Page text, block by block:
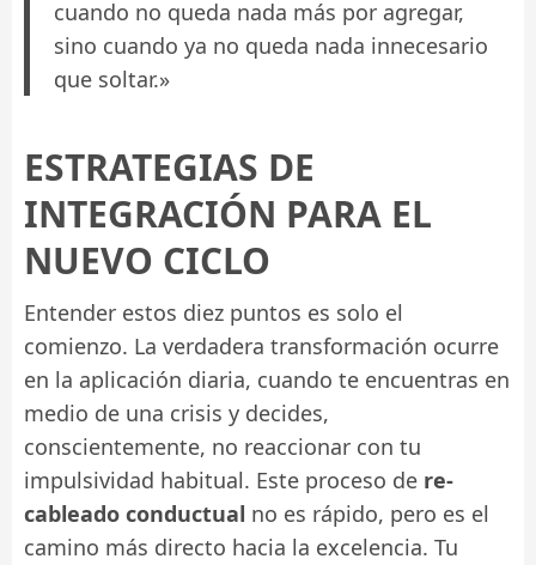
cuando no queda nada más por agregar,
sino cuando ya no queda nada innecesario
que soltar.»
ESTRATEGIAS DE
INTEGRACIÓN PARA EL
NUEVO CICLO
Entender estos diez puntos es solo el
comienzo. La verdadera transformación ocurre
en la aplicación diaria, cuando te encuentras en
medio de una crisis y decides,
conscientemente, no reaccionar con tu
impulsividad habitual. Este proceso de re-
cableado conductual no es rápido, pero es el
camino más directo hacia la excelencia. Tu